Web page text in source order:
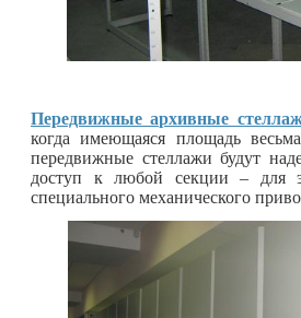
Передвижные архивные
когда имеющаяся площадь
передвижные стеллажи будут
доступ к любой секции – для
специального механического